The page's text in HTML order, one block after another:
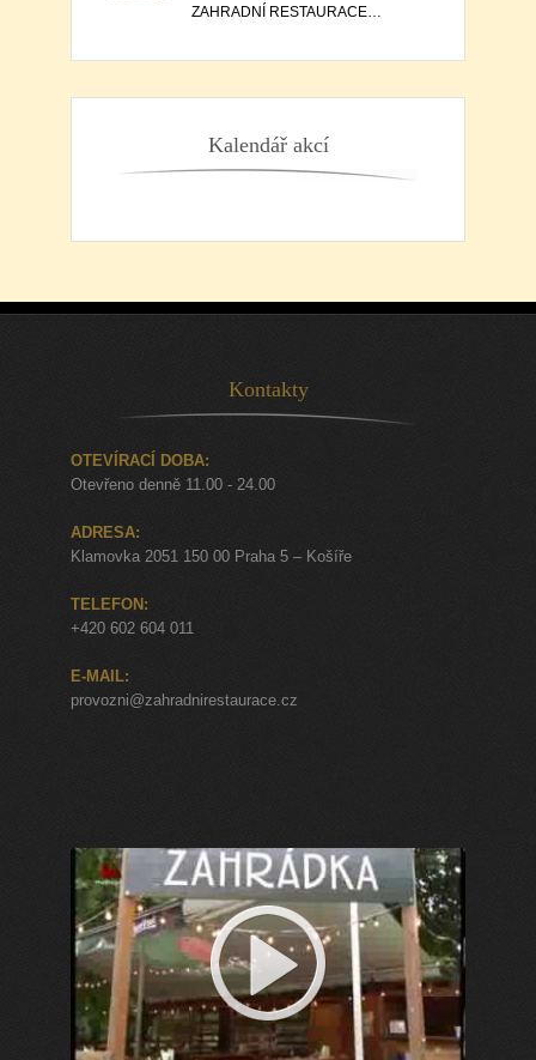
ZAHRADNÍ RESTAURACE…
Kalendář akcí
Kontakty
OTEVÍRACÍ DOBA:
Otevřeno denně 11.00 - 24.00
ADRESA:
Klamovka 2051 150 00 Praha 5 – Košíře
TELEFON:
+420 602 604 011
E-MAIL:
provozni@zahradnirestaurace.cz